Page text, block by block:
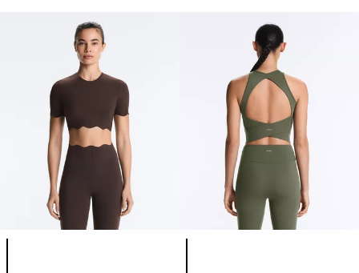
Termékszínek listája Termékszínek listája